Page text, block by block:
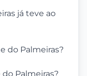
já teve ao
do Palmeiras?
Palmeiras?